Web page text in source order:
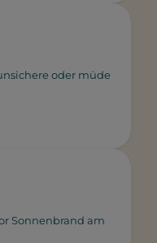
oder müde
Sonnenbrand am